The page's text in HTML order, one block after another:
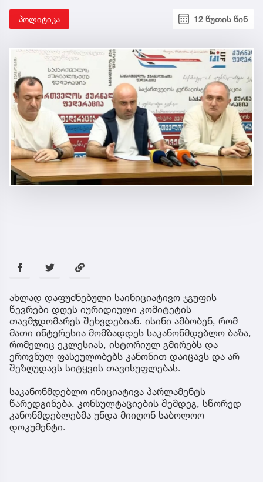
პოლიტიკა 12 წუთის წინ
ახლად დაფუძნებული საინიციატივო ჯგუფის
წევრები დღეს იურიდიული კომიტეტის
თავმჯდომარეს შეხვდებიან. ისინი ამბობენ, რომ
მათი ინტერესია მომზადდეს საკანონმდებლო ბაზა,
რომელიც ეკლესიას, ისტორიულ გმირებს და
ეროვნულ ფასეულობებს კანონით დაიცავს და არ
შეზღუდავს სიტყვის თავისუფლებას.
საკანონმდებლო ინიციატივა პარლამენტს
წარედგინება. კონსულტაციების შემდეგ, სწორედ
კანონმდებლებმა უნდა მიიღონ საბოლოო
დოკუმენტი.